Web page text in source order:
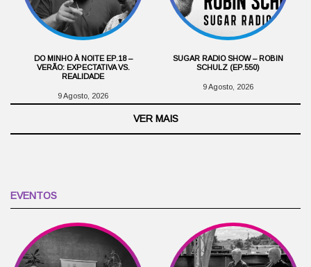
DO MINHO À NOITE EP.18 –
VERÃO: EXPECTATIVA VS.
REALIDADE
9 Agosto, 2026
SUGAR RADIO SHOW – ROBIN
SCHULZ (EP.550)
9 Agosto, 2026
VER MAIS
EVENTOS